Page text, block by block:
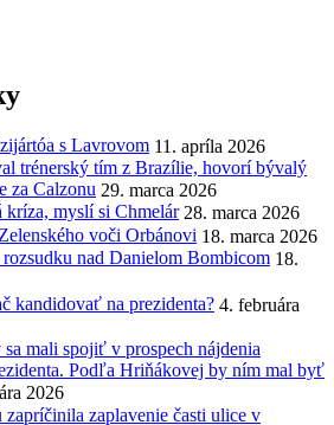
s Lavrovom 11. apríla 2026
trénerský tím z Brazílie, hovorí bývalý
za Calzonu 29. marca 2026
kríza, myslí si Chmelár 28. marca 2026
voči Orbánovi 18. marca 2026
nad Danielom Bombicom 18.
kandidovať na prezidenta? 4. februára
mali spojiť v prospech nájdenia
Podľa Hriňákovej by ním mal byť
2026
zapríčinila zaplavenie časti ulice v